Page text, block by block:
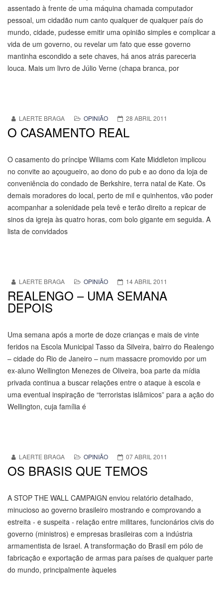
assentado à frente de uma máquina chamada computador
pessoal, um cidadão num canto qualquer de qualquer país do
mundo, cidade, pudesse emitir uma opinião simples e complicar a
vida de um governo, ou revelar um fato que esse governo
mantinha escondido a sete chaves, há anos atrás pareceria
louca. Mais um livro de Júlio Verne (chapa branca, por
LAERTE BRAGA OPINIÃO 28 ABRIL 2011
O CASAMENTO REAL
O casamento do príncipe Wiliams com Kate Middleton implicou
no convite ao açougueiro, ao dono do pub e ao dono da loja de
conveniência do condado de Berkshire, terra natal de Kate. Os
demais moradores do local, perto de mil e quinhentos, vão poder
acompanhar a solenidade pela tevê e terão direito a repicar de
sinos da igreja às quatro horas, com bolo gigante em seguida. A
lista de convidados
LAERTE BRAGA OPINIÃO 14 ABRIL 2011
REALENGO – UMA SEMANA
DEPOIS
Uma semana após a morte de doze crianças e mais de vinte
feridos na Escola Municipal Tasso da Silveira, bairro do Realengo
– cidade do Rio de Janeiro – num massacre promovido por um
ex-aluno Wellington Menezes de Oliveira, boa parte da mídia
privada continua a buscar relações entre o ataque à escola e
uma eventual inspiração de “terroristas islâmicos” para a ação do
Wellington, cuja família é
LAERTE BRAGA OPINIÃO 07 ABRIL 2011
OS BRASIS QUE TEMOS
A STOP THE WALL CAMPAIGN enviou relatório detalhado,
minucioso ao governo brasileiro mostrando e comprovando a
estreita - e suspeita - relação entre militares, funcionários civis do
governo (ministros) e empresas brasileiras com a indústria
armamentista de Israel. A transformação do Brasil em pólo de
fabricação e exportação de armas para países de qualquer parte
do mundo, principalmente àqueles